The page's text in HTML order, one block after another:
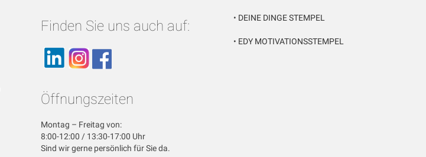
Finden Sie uns auch auf:
Öffnungszeiten
Montag – Freitag von:
8:00-12:00 / 13:30-17:00 Uhr
Sind wir gerne persönlich für Sie da.
• DEINE DINGE STEMPEL
• EDY MOTIVATIONSSTEMPEL